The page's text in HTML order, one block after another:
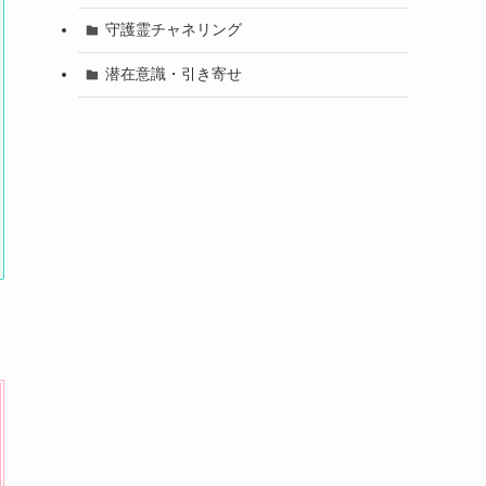
守護霊チャネリング
潜在意識・引き寄せ